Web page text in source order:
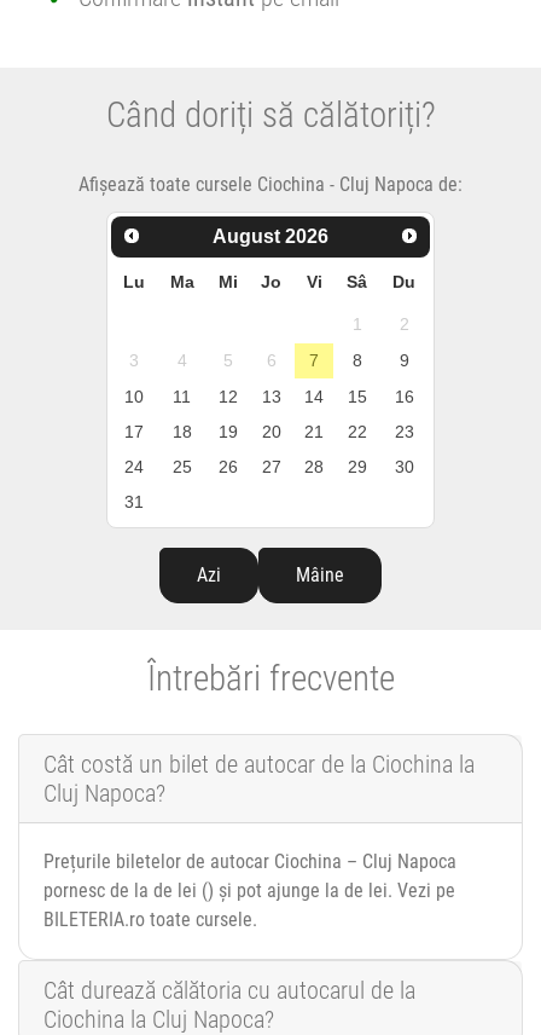
Când doriți să călătoriți?
Afișează toate cursele Ciochina - Cluj Napoca de:
August 2026
Lu Ma Mi Jo Vi Sâ Du
1
2
3
4 5 6 7 8
9
10
11 12 13 14 15
16
17
18 19 20 21 22
23
24
25 26 27 28 29
30
31
Azi Mâine
Întrebări frecvente
Cât costă un bilet de autocar de la Ciochina la
Cluj Napoca?
Prețurile biletelor de autocar Ciochina – Cluj Napoca
pornesc de la de lei () și pot ajunge la de lei. Vezi pe
BILETERIA.ro toate cursele.
Cât durează călătoria cu autocarul de la
Ciochina la Cluj Napoca?